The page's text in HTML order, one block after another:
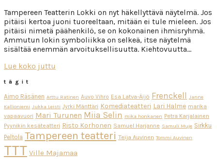
Tampereen Teatterin Lokki on nyt häkellyttävä näytelmä. Jos
pitäisi kertoa juoni tuoreeltaan, mitään ei tule mieleen. Jos
pitäisi nimetä päähenkilö, se on kokonainen ihmisryhmä.
Ammutun lokin symboliikka on selkeä, itse näytelmä
sisältää enemmän arvoituksellisuutta. Kiehtovuutta…
Lue koko juttu
tägit
Aimo Räsänen Arttu Ratinen Auvo Vihro Esa Latva-Äijö Frenckell Janne
Kallioniemi Jukka Leisti Jyrki Mänttäri Komediateatteri Lari Halme marika
vapaavuori Mari Turunen Miia Selin mika honkanen Petra Karjalainen
Pyynikin kesäteatteri Risto Korhonen Samuel Harjanne Samuli Muje Sirkku
Peltola Tampereen teatteri Teija Auvinen Tommi Auvinen
TTT Ville Majamaa